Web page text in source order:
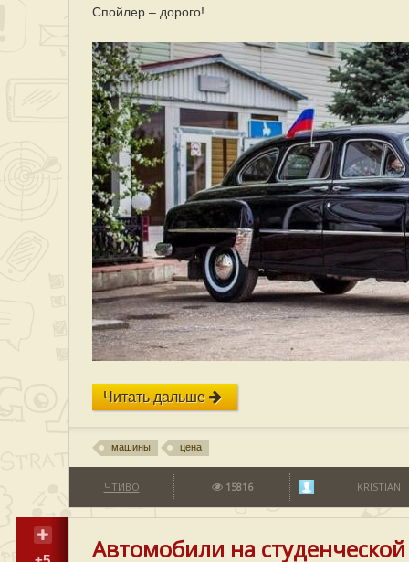
Спойлер – дорого!
Читать дальше
машины цена
ЧТИВО 15816 KRISTIAN
Автомобили на